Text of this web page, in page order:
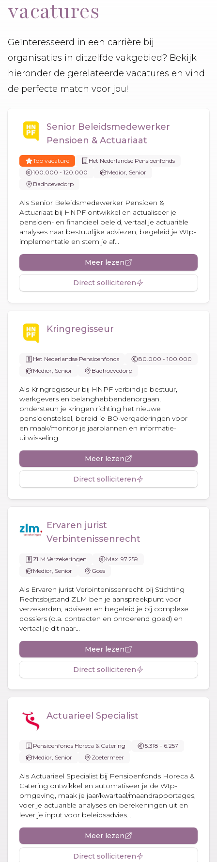
vacatures
Geïnteresseerd in een carrière bij
organisaties in ditzelfde vakgebied? Bekijk
hieronder de gerelateerde vacatures en vind
de perfecte match voor jou!
Senior Beleidsmedewerker
Pensioen & Actuariaat
Top vacature
Het Nederlandse Pensioenfonds
100.000 - 120.000
Medior, Senior
Badhoevedorp
Als Senior Beleidsmedewerker Pensioen &
Actuariaat bij HNPF ontwikkel en actualiseer je
pensioen- en financieel beleid, vertaal je actuariële
analyses naar bestuurlijke adviezen, begeleid je Wtp-
implementatie en stem je af...
Meer lezen
Direct solliciteren
Kringregisseur
Het Nederlandse Pensioenfonds
80.000 - 100.000
Medior, Senior
Badhoevedorp
Als Kringregisseur bij HNPF verbind je bestuur,
werkgevers en belanghebbendenorgaan,
ondersteun je kringen richting het nieuwe
pensioenstelsel, bereid je BO-vergaderingen voor
en maak/monitor je jaarplannen en informatie-
uitwisseling.
Meer lezen
Direct solliciteren
Ervaren jurist
Verbintenissenrecht
ZLM Verzekeringen
Max. 97.259
Medior, Senior
Goes
Als Ervaren jurist Verbintenissenrecht bij Stichting
Rechtsbijstand ZLM ben je aanspreekpunt voor
verzekerden, adviseer en begeleid je bij complexe
dossiers (o.a. contracten en onroerend goed) en
vertaal je dit naar...
Meer lezen
Direct solliciteren
Actuarieel Specialist
Pensioenfonds Horeca & Catering
5.318 - 6.257
Medior, Senior
Zoetermeer
Als Actuarieel Specialist bij Pensioenfonds Horeca &
Catering ontwikkel en automatiseer je de Wtp-
omgeving, maak je jaar/kwartaal/maandrapportages,
voer je actuariële analyses en berekeningen uit en
lever je input voor beleidsadvies...
Meer lezen
Direct solliciteren